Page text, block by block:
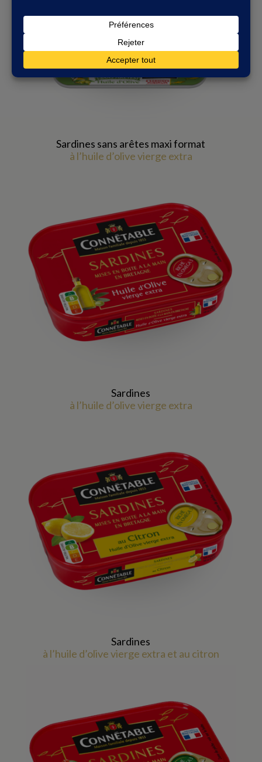
Sardines sans arêtes maxi format
à l’huile d’olive vierge extra
Sardines
à l’huile d’olive vierge extra
Sardines
à l’huile d’olive vierge extra et au citron